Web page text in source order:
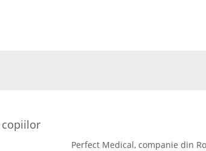
copiilor
Perfect Medical, companie din